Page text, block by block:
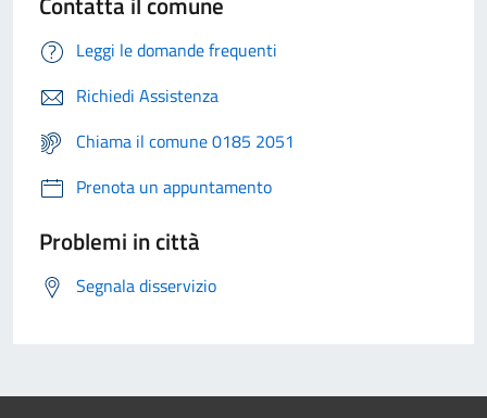
Leggi le domande frequenti
Richiedi Assistenza
Chiama il comune 0185 2051
Prenota un appuntamento
Problemi in città
Segnala disservizio